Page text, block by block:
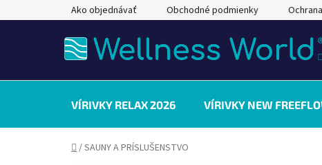
na
Ako objednávať Obchodné podmienky
VÍRIVKY RELAX 2026 VÍRIVKY NEW
Domov
/SAUNY A PRÍSLUŠENSTVO